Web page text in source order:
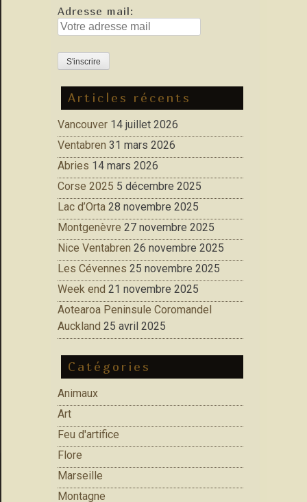
Adresse mail:
Articles récents
Vancouver 14 juillet 2026
Ventabren 31 mars 2026
Abries 14 mars 2026
Corse 2025 5 décembre 2025
Lac d’Orta 28 novembre 2025
Montgenèvre 27 novembre 2025
Nice Ventabren 26 novembre 2025
Les Cévennes 25 novembre 2025
Week end 21 novembre 2025
Aotearoa Peninsule Coromandel
Auckland 25 avril 2025
Catégories
Animaux
Art
Feu d'artifice
Flore
Marseille
Montagne